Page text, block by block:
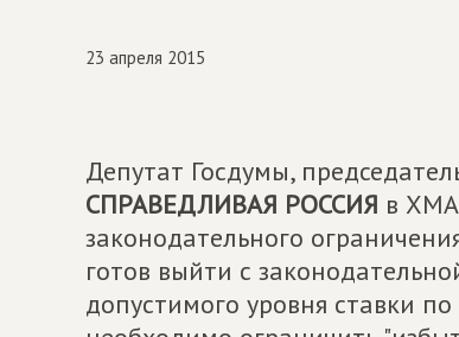
23 апреля 2015
Депутат Госдумы,
СПРАВЕДЛИВАЯ РОССИЯ в
законодательного
готов выйти с
допустимого уровня ставки